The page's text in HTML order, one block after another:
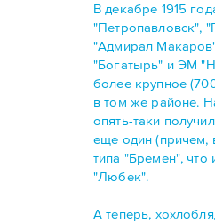
В декабре 1915
"Петропавловск",
"Адмирал
"Богатырь" и ЭМ
более крупное
в том же районе.
опять-таки
еще один (причем,
типа "Бремен", что
"Любек".
А теперь,